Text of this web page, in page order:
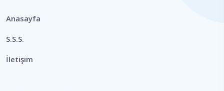
Anasayfa
S.S.S.
İletişim